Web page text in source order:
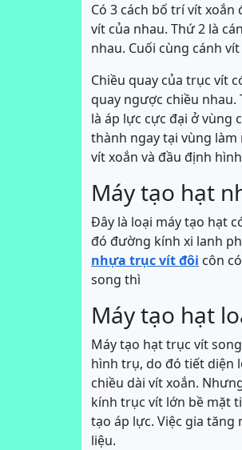
Có 3 cách bố trí vít
vít của nhau. Thứ 2 là
nhau. Cuối cùng cánh
Chiều quay của trục vít
quay ngược chiều nhau.
là áp lực cực đại ở vùng
thành ngay tại vùng
vít xoắn và đầu định
Máy tạo hạt
Đây là loại máy tạo hạt
đó đường kính xi lanh
nhựa trục vít đôi côn
song thì
Máy tạo hạt
Máy tạo hạt trục vít
hình trụ, do đó tiết diện
chiều dài vít xoắn.
kính trục vít lớn bề mặt
tạo áp lực. Việc gia
liệu.